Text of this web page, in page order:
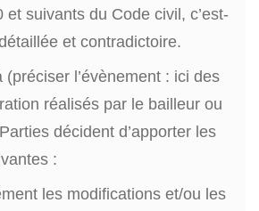
et suivants du Code civil, c’est-
et contradictoire.
(préciser l’évènement : ici des
réalisés par le bailleur ou
décident d’apporter les
:
les modifications et/ou les